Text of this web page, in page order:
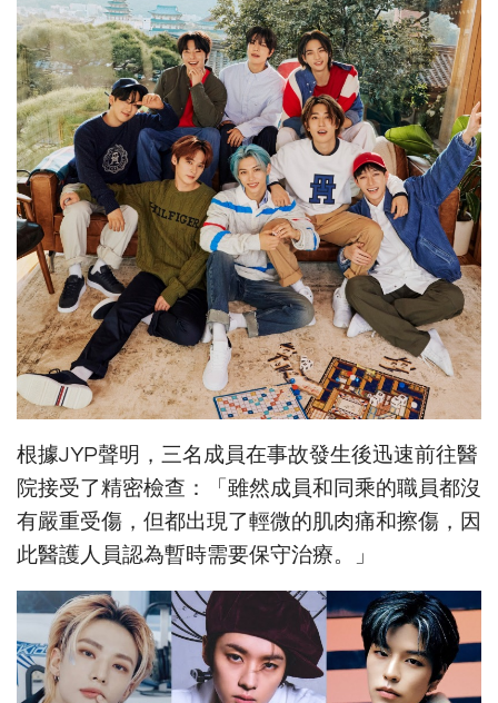
根據JYP聲明，三名成員在事故發生後迅速前往醫
院接受了精密檢查：「雖然成員和同乘的職員都沒
有嚴重受傷，但都出現了輕微的肌肉痛和擦傷，因
此醫護人員認為暫時需要保守治療。」